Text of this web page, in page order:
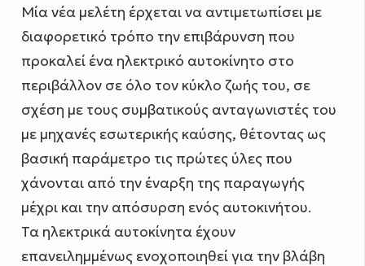
Μία νέα μελέτη έρχεται να αντιμετωπίσει με
διαφορετικό τρόπο την επιβάρυνση που
προκαλεί ένα ηλεκτρικό αυτοκίνητο στο
περιβάλλον σε όλο τον κύκλο ζωής του, σε
σχέση με τους συμβατικούς ανταγωνιστές του
με μηχανές εσωτερικής καύσης, θέτοντας ως
βασική παράμετρο τις πρώτες ύλες που
χάνονται από την έναρξη της παραγωγής
μέχρι και την απόσυρση ενός αυτοκινήτου.
Τα ηλεκτρικά αυτοκίνητα έχουν
επανειλημμένως ενοχοποιηθεί για την βλάβη